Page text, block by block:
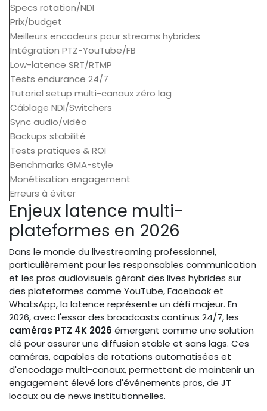
Specs rotation/NDI
Prix/budget
Meilleurs encodeurs pour streams hybrides
Intégration PTZ-YouTube/FB
Low-latence SRT/RTMP
Tests endurance 24/7
Tutoriel setup multi-canaux zéro lag
Câblage NDI/Switchers
Sync audio/vidéo
Backups stabilité
Tests pratiques & ROI
Benchmarks GMA-style
Monétisation engagement
Erreurs à éviter
Enjeux latence multi-
plateformes en 2026
Dans le monde du livestreaming professionnel,
particulièrement pour les responsables communication
et les pros audiovisuels gérant des lives hybrides sur
des plateformes comme YouTube, Facebook et
WhatsApp, la latence représente un défi majeur. En
2026, avec l'essor des broadcasts continus 24/7, les
caméras PTZ 4K 2026 émergent comme une solution
clé pour assurer une diffusion stable et sans lags. Ces
caméras, capables de rotations automatisées et
d'encodage multi-canaux, permettent de maintenir un
engagement élevé lors d'événements pros, de JT
locaux ou de news institutionnelles.